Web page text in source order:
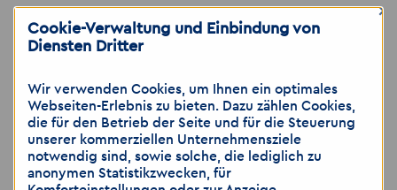
📍 Ihre Ansprechpartnerin: Daniela Hammer
📍 Dankwartstraße 22, 23966 Wismar
🌐www.akzent-personal.de
Cookie-Verwaltung und Einbindung von
Diensten Dritter
×
Wir verwenden Cookies, um Ihnen ein optimales
Webseiten-Erlebnis zu bieten. Dazu zählen Cookies,
die für den Betrieb der Seite und für die Steuerung
unserer kommerziellen Unternehmensziele
notwendig sind, sowie solche, die lediglich zu
anonymen Statistikzwecken, für